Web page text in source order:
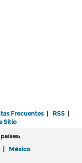
Frecuentes | RSS |
Sitio
| México